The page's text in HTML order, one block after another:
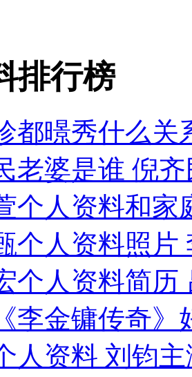
排行榜
都暻秀什么关
老婆是谁 倪
个人资料和家
个人资料照片
个人资料简历
李金镛传奇》
人资料 刘钧